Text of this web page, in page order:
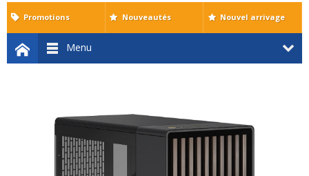
Menu
Promotions Nouveautés Nouvel arrivage